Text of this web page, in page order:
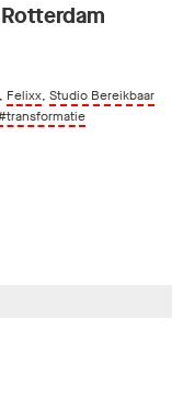
, Felixx, Studio Bereikbaar